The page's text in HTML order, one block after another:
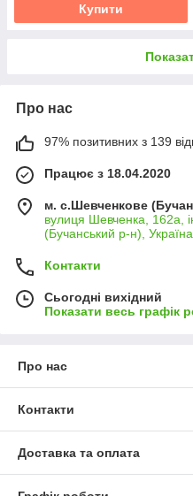
Купити
Про нас
97% позитивних з 139
Працює з 18.04.2020
м. с.Шевченкове
вулиця Шевченка, 162а,
(Бучанський р-н), Україна
Контакти
Сьогодні вихідний
Показати весь графік
Про нас
Контакти
Доставка та оплата